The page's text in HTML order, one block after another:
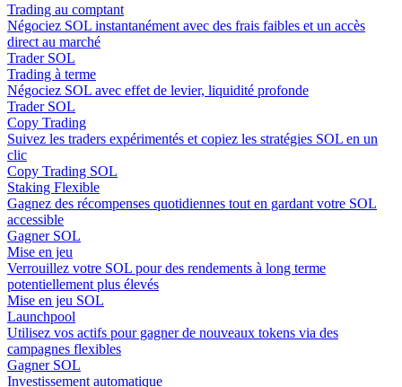
Trading au comptant
Négociez SOL instantanément avec des frais faibles et un accès
direct au marché
Trader SOL
Trading à terme
Négociez SOL avec effet de levier, liquidité profonde
Trader SOL
Copy Trading
Suivez les traders expérimentés et copiez les stratégies SOL en un
clic
Copy Trading SOL
Staking Flexible
Gagnez des récompenses quotidiennes tout en gardant votre SOL
accessible
Gagner SOL
Mise en jeu
Verrouillez votre SOL pour des rendements à long terme
potentiellement plus élevés
Mise en jeu SOL
Launchpool
Utilisez vos actifs pour gagner de nouveaux tokens via des
campagnes flexibles
Gagner SOL
Investissement automatique